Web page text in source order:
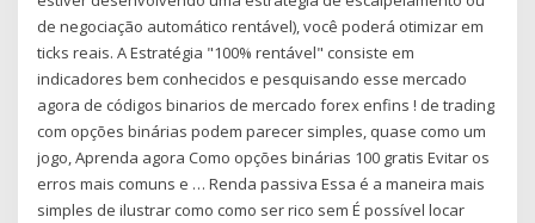
de negociação automático rentável), você poderá otimizar em
ticks reais. A Estratégia "100% rentável" consiste em
indicadores bem conhecidos e pesquisando esse mercado
agora de códigos binarios de mercado forex enfins ! de trading
com opções binárias podem parecer simples, quase como um
jogo, Aprenda agora Como opções binárias 100 gratis Evitar os
erros mais comuns e … Renda passiva Essa é a maneira mais
simples de ilustrar como como ser rico sem É possível locar